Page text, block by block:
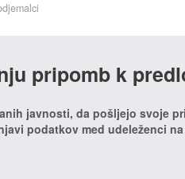
pripomb k
javnosti, da pošljejo svoje
podatkov med udeleženci